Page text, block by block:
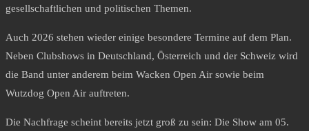
gesellschaftlichen und politischen Themen.
Auch 2026 stehen wieder einige besondere Termine auf dem Plan.
Neben Clubshows in Deutschland, Österreich und der Schweiz wird
die Band unter anderem beim Wacken Open Air sowie beim
Wutzdog Open Air auftreten.
Die Nachfrage scheint bereits jetzt groß zu sein: Die Show am 05.